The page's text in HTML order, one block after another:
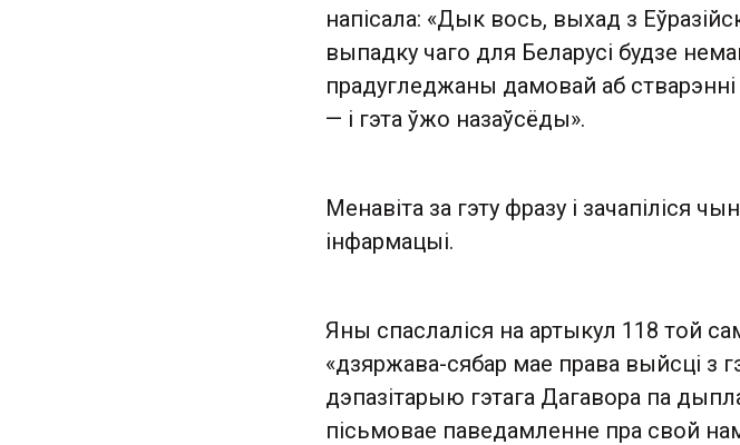
напісала: «Дык вось, выхад з
выпадку чаго для Беларусі будзе
прадугледжаны дамовай аб стварэнні
— і гэта ўжо назаўсёды».
Менавіта за гэту фразу і зачапіліся
інфармацыі.
Яны спаслаліся на артыкул 118 той
«дзяржава-сябар мае права выйсці з
дэпазітарыю гэтага Дагавора па
пісьмовае паведамленне пра свой